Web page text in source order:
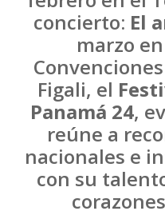
concierto: El
marzo
Figali, el
Panamá 24,
reúne a
nacionales e
con su